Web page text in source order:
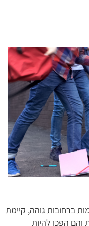
ברחובות גוהה, קיימת
והם הפכו להיות